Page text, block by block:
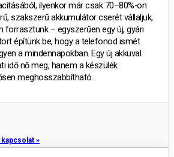
ilyenkor már csak 70–80%-on
szakszerű akkumulátor cserét vállaljuk,
forrasztunk – egyszerűen egy új, gyári
építünk be, hogy a telefonod ismét
a mindennapokban. Egy új akkuval
idő nő meg, hanem a készülék
meghosszabbítható.
»